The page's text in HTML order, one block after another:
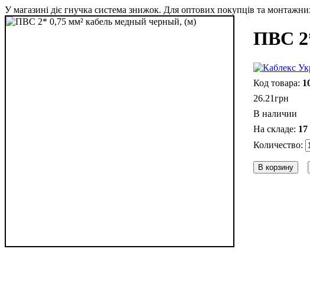
У магазині діє гнучка система знижок. Для оптових покупців та монтажних
ПВС
26.21грн
В наличии
17
В корзину